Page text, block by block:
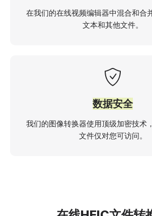
在我们的在线视频编辑器中混合和合
文本和其他文件。
数据安全
我们的图像转换器使用顶级加密技术
文件仅对您可访问。